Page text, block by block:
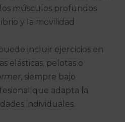
músculos profundos
y la movilidad
incluir ejercicios en
elásticas, pelotas o
, siempre bajo
que adapta la
individuales.